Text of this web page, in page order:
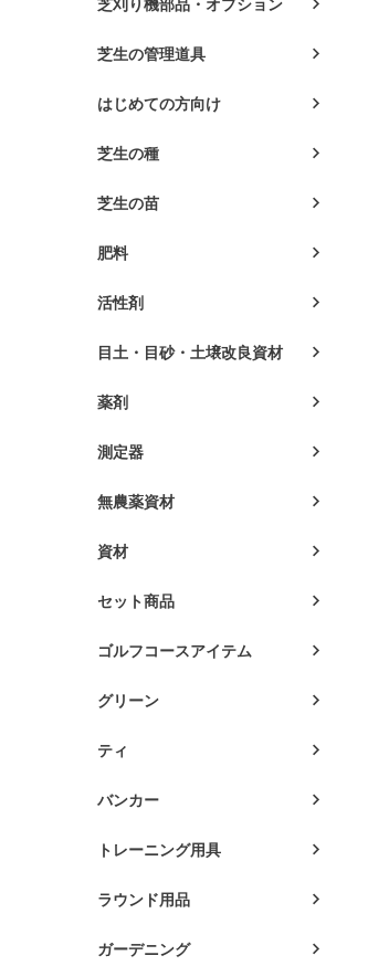
芝刈り機部品・オプション
芝生の管理道具
はじめての方向け
芝生の種
芝生の苗
肥料
活性剤
目土・目砂・土壌改良資材
薬剤
測定器
無農薬資材
資材
セット商品
ゴルフコースアイテム
グリーン
ティ
バンカー
トレーニング用具
ラウンド用品
ガーデニング